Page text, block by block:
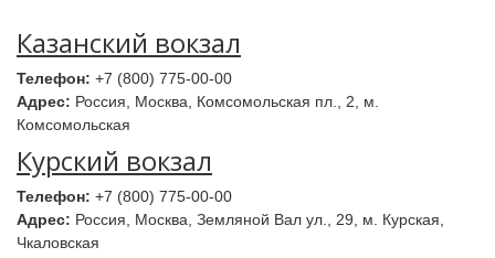
Казанский вокзал
Телефон: +7 (800) 775-00-00
Адрес: Россия, Москва, Комсомольская пл., 2, м.
Комсомольская
Курский вокзал
Телефон: +7 (800) 775-00-00
Адрес: Россия, Москва, Земляной Вал ул., 29, м. Курская,
Чкаловская